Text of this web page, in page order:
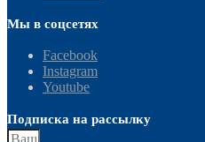
Мы в соцсетях
Facebook
Instagram
Youtube
Подписка на рассылку